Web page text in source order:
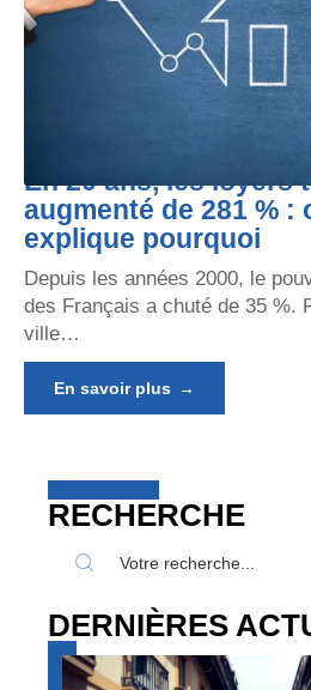
En 20 ans, les loyers
augmenté de 281 % :
explique pourquoi
Depuis les années 2000, le
des Français a chuté de 35 %.
ville…
En savoir plus
RECHERCHE
DERNIÈRES